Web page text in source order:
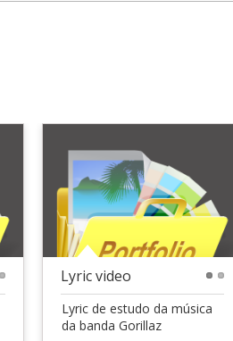
Lyric video
Lyric de estudo da música
da banda Gorillaz